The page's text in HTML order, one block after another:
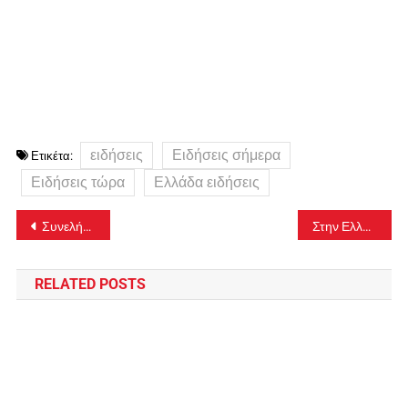
Ετικέτα: ειδήσεις
Ειδήσεις σήμερα
Ειδήσεις τώρα
Ελλάδα ειδήσεις
άρθρων
Συνελήφθη 31χρονος μετά από καταγγελία 27χρονης ότι την βίασε Στην Ελλάδα ο Ντόντα Χολ – «Επιτέλους είμαι στην άλλη πλευρά»
RELATED POSTS